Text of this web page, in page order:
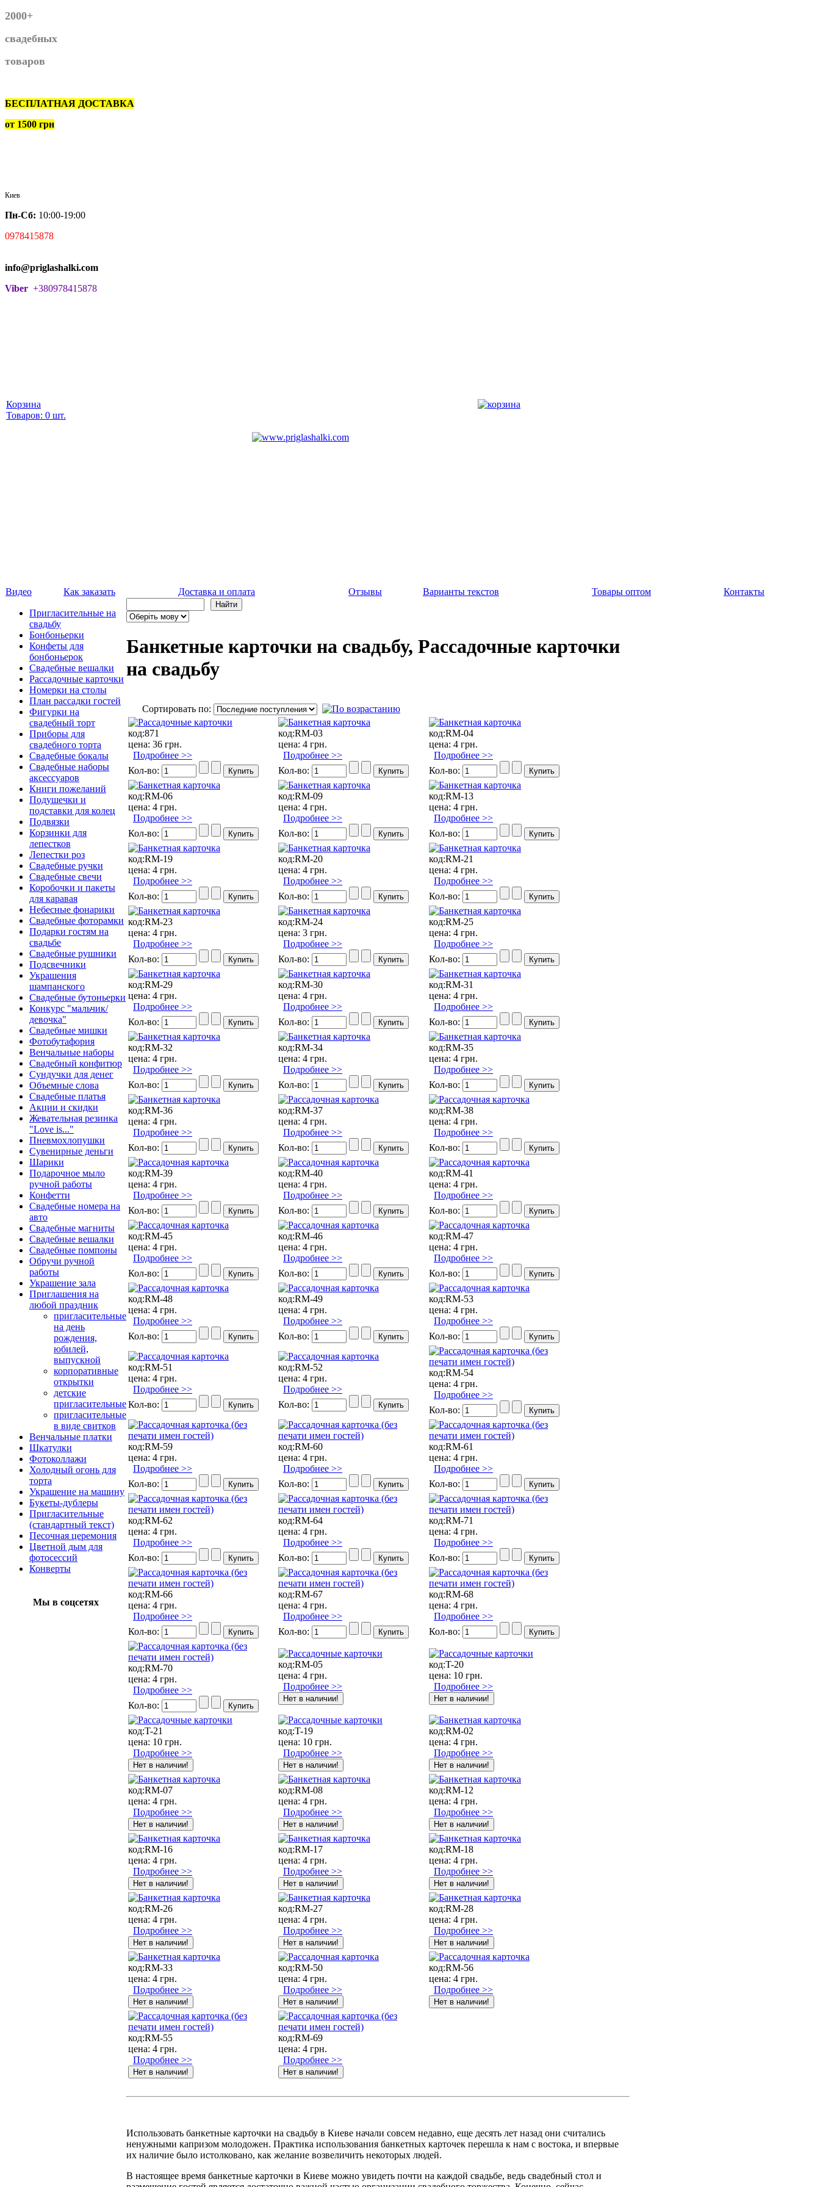
2000+
свадебных
товаров
БЕСПЛАТНАЯ ДОСТАВКА
от 1500 грн
Киев
Пн-Сб: 10:00-19:00
0978415878
info@priglashalki.com
Viber +380978415878
Корзина
Товаров: 0 шт.
Видео Как заказать Доставка и оплата Отзывы Варианты текстов Товары оптом Контакты
Пригласительные на
свадьбу
Бонбоньерки
Конфеты для
бонбоньерок
Свадебные вешалки
Рассадочные карточки
Номерки на столы
План рассадки гостей
Фигурки на
свадебный торт
Приборы для
свадебного торта
Свадебные бокалы
Свадебные наборы
аксессуаров
Книги пожеланий
Подушечки и
подставки для колец
Подвязки
Корзинки для
лепестков
Лепестки роз
Свадебные ручки
Свадебные свечи
Коробочки и пакеты
для каравая
Небесные фонарики
Свадебные фоторамки
Подарки гостям на
свадьбе
Свадебные рушники
Подсвечники
Украшения
шампанского
Свадебные бутоньерки
Конкурс "мальчик/
девочка"
Свадебные мишки
Фотобутафория
Венчальные наборы
Свадебный конфитюр
Сундучки для денег
Объемные слова
Свадебные платья
Акции и скидки
Жевательная резинка
"Love is..."
Пневмохлопушки
Сувенирные деньги
Шарики
Подарочное мыло
ручной работы
Конфетти
Свадебные номера на
авто
Свадебные магниты
Свадебные вешалки
Свадебные помпоны
Обручи ручной
работы
Украшение зала
Приглашения на
любой праздник
пригласительные
на день
рождения,
юбилей,
выпускной
корпоративные
открытки
детские
пригласительные
пригласительные
в виде свитков
Венчальные платки
Шкатулки
Фотоколлажи
Холодный огонь для
торта
Украшение на машину
Букеты-дублеры
Пригласительные
(стандартный текст)
Песочная церемония
Цветной дым для
фотосессий
Конверты
Мы в соцсетях
Банкетные карточки на свадьбу, Рассадочные карточки
на свадьбу
Сортировать по:
код:871
цена: 36 грн.
Подробнее >>
Кол-во:
код:RM-03
цена: 4 грн.
Подробнее >>
Кол-во:
код:RM-04
цена: 4 грн.
Подробнее >>
Кол-во:
код:RM-06
цена: 4 грн.
Подробнее >>
Кол-во:
код:RM-09
цена: 4 грн.
Подробнее >>
Кол-во:
код:RM-13
цена: 4 грн.
Подробнее >>
Кол-во:
код:RM-19
цена: 4 грн.
Подробнее >>
Кол-во:
код:RM-20
цена: 4 грн.
Подробнее >>
Кол-во:
код:RM-21
цена: 4 грн.
Подробнее >>
Кол-во:
код:RM-23
цена: 4 грн.
Подробнее >>
Кол-во:
код:RM-24
цена: 3 грн.
Подробнее >>
Кол-во:
код:RM-25
цена: 4 грн.
Подробнее >>
Кол-во:
код:RM-29
цена: 4 грн.
Подробнее >>
Кол-во:
код:RM-30
цена: 4 грн.
Подробнее >>
Кол-во:
код:RM-31
цена: 4 грн.
Подробнее >>
Кол-во:
код:RM-32
цена: 4 грн.
Подробнее >>
Кол-во:
код:RM-34
цена: 4 грн.
Подробнее >>
Кол-во:
код:RM-35
цена: 4 грн.
Подробнее >>
Кол-во:
код:RM-36
цена: 4 грн.
Подробнее >>
Кол-во:
код:RM-37
цена: 4 грн.
Подробнее >>
Кол-во:
код:RM-38
цена: 4 грн.
Подробнее >>
Кол-во:
код:RM-39
цена: 4 грн.
Подробнее >>
Кол-во:
код:RM-40
цена: 4 грн.
Подробнее >>
Кол-во:
код:RM-41
цена: 4 грн.
Подробнее >>
Кол-во:
код:RM-45
цена: 4 грн.
Подробнее >>
Кол-во:
код:RM-46
цена: 4 грн.
Подробнее >>
Кол-во:
код:RM-47
цена: 4 грн.
Подробнее >>
Кол-во:
код:RM-48
цена: 4 грн.
Подробнее >>
Кол-во:
код:RM-49
цена: 4 грн.
Подробнее >>
Кол-во:
код:RM-53
цена: 4 грн.
Подробнее >>
Кол-во:
код:RM-51
цена: 4 грн.
Подробнее >>
Кол-во:
код:RM-52
цена: 4 грн.
Подробнее >>
Кол-во:
код:RM-54
цена: 4 грн.
Подробнее >>
Кол-во:
код:RM-59
цена: 4 грн.
Подробнее >>
Кол-во:
код:RM-60
цена: 4 грн.
Подробнее >>
Кол-во:
код:RM-61
цена: 4 грн.
Подробнее >>
Кол-во:
код:RM-62
цена: 4 грн.
Подробнее >>
Кол-во:
код:RM-64
цена: 4 грн.
Подробнее >>
Кол-во:
код:RM-71
цена: 4 грн.
Подробнее >>
Кол-во:
код:RM-66
цена: 4 грн.
Подробнее >>
Кол-во:
код:RM-67
цена: 4 грн.
Подробнее >>
Кол-во:
код:RM-68
цена: 4 грн.
Подробнее >>
Кол-во:
код:RM-70
цена: 4 грн.
Подробнее >>
Кол-во:
код:RM-05
цена: 4 грн.
Подробнее >>
код:T-20
цена: 10 грн.
Подробнее >>
код:T-21
цена: 10 грн.
Подробнее >>
код:T-19
цена: 10 грн.
Подробнее >>
код:RM-02
цена: 4 грн.
Подробнее >>
код:RM-07
цена: 4 грн.
Подробнее >>
код:RM-08
цена: 4 грн.
Подробнее >>
код:RM-12
цена: 4 грн.
Подробнее >>
код:RM-16
цена: 4 грн.
Подробнее >>
код:RM-17
цена: 4 грн.
Подробнее >>
код:RM-18
цена: 4 грн.
Подробнее >>
код:RM-26
цена: 4 грн.
Подробнее >>
код:RM-27
цена: 4 грн.
Подробнее >>
код:RM-28
цена: 4 грн.
Подробнее >>
код:RM-33
цена: 4 грн.
Подробнее >>
код:RM-50
цена: 4 грн.
Подробнее >>
код:RM-56
цена: 4 грн.
Подробнее >>
код:RM-55
цена: 4 грн.
Подробнее >>
код:RM-69
цена: 4 грн.
Подробнее >>
Использовать банкетные карточки на свадьбу в Киеве начали совсем недавно, еще десять лет назад они считались
ненужными капризом молодожен. Практика использования банкетных карточек перешла к нам с востока, и впервые
их наличие было истолковано, как желание возвеличить некоторых людей.
В настоящее время банкетные карточки в Киеве можно увидеть почти на каждой свадьбе, ведь свадебный стол и